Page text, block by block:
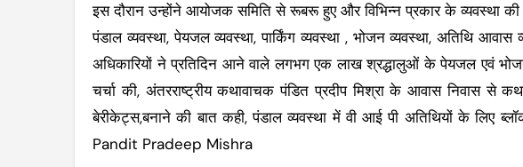
इस दौरान उन्होंने आयोजक समिति से रूबरू हुए और विभिन्न प्रकार के व्यवस्था की
पंडाल व्यवस्था, पेयजल व्यवस्था, पार्किंग व्यवस्था , भोजन व्यवस्था, अतिथि आवास
अधिकारियों ने प्रतिदिन आने वाले लगभग एक लाख श्रद्धालुओं के पेयजल एवं
चर्चा की, अंतरराष्ट्रीय कथावाचक पंडित प्रदीप मिश्रा के आवास निवास से
बेरीकेट्स,बनाने की बात कही, पंडाल व्यवस्था में वी आई पी अतिथियों के लिए
Pandit Pradeep Mishra